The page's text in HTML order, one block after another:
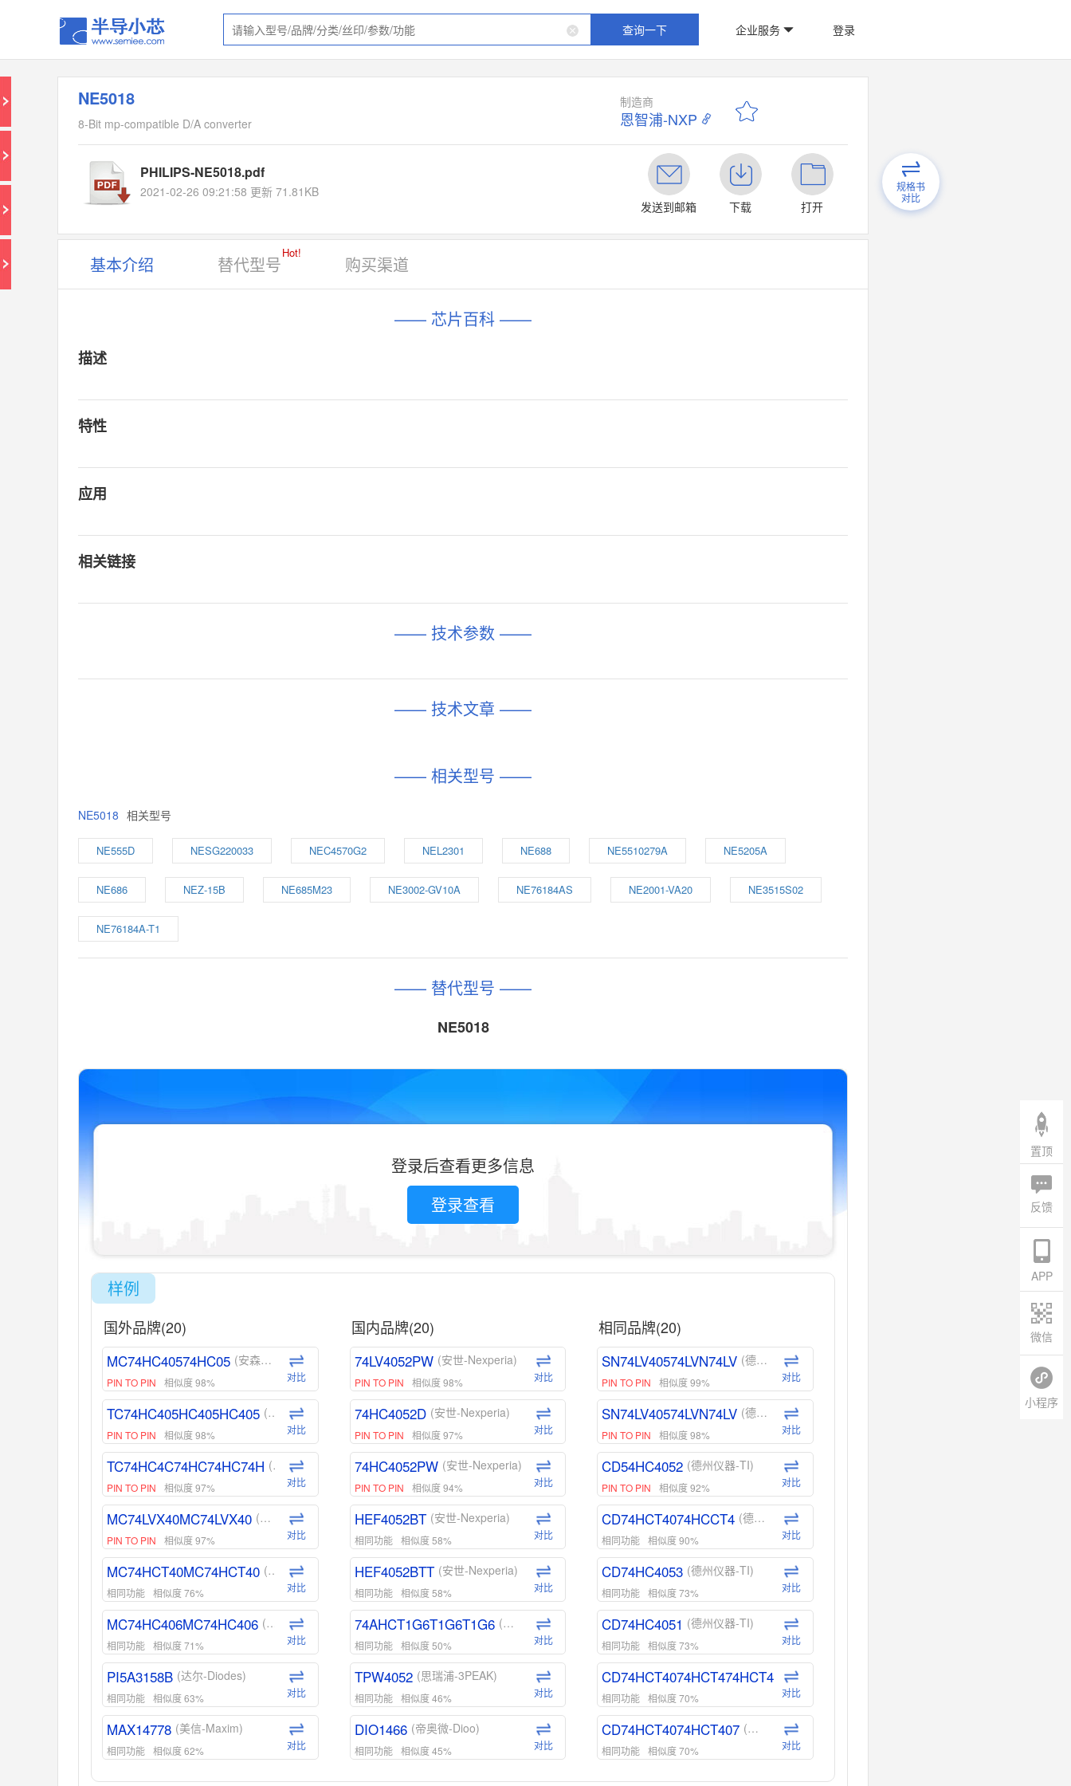
查询一下 企业服务 登录
NE5018
8-Bit mp-compatible D/A converter
制造商
恩智浦-NXP
PHILIPS-NE5018.pdf
2021-02-26 09:21:58 更新 71.81KB
发送到邮箱
下载 打开
规格书
对比
基本介绍 替代型号
Hot!
购买渠道
—— 芯片百科 ——
描述
特性
应用
相关链接
—— 技术参数 ——
—— 技术文章 ——
—— 相关型号 ——
NE5018 相关型号
NE555D NESG220033 NEC4570G2 NEL2301 NE688 NE5510279A NE5205A
NE686 NEZ-15B NE685M23 NE3002-GV10A NE76184AS NE2001-VA20 NE3515S02
NE76184A-T1
—— 替代型号 ——
NE5018
登录后查看更多信息
登录查看
样例
国外品牌(20)
MC74HC40574HC05 (安森美-ON)
PIN TO PIN 相似度 98% 对比
TC74HC405HC405HC405 (东芝-Toshiba)
PIN TO PIN 相似度 98% 对比
TC74HC4C74HC74HC74H (东芝-Toshiba)
PIN TO PIN 相似度 97% 对比
MC74LVX40MC74LVX40 (安森美-ON)
PIN TO PIN 相似度 97% 对比
MC74HCT40MC74HCT40 (安森美-ON)
相同功能 相似度 76% 对比
MC74HC406MC74HC406 (安森美-ON)
相同功能 相似度 71% 对比
PI5A3158B (达尔-Diodes)
相同功能 相似度 63% 对比
MAX14778 (美信-Maxim)
相同功能 相似度 62% 对比
ADG1439 (亚德诺-ADI)
国内品牌(20)
74LV4052PW (安世-Nexperia)
PIN TO PIN 相似度 98% 对比
74HC4052D (安世-Nexperia)
PIN TO PIN 相似度 97% 对比
74HC4052PW (安世-Nexperia)
PIN TO PIN 相似度 94% 对比
HEF4052BT (安世-Nexperia)
相同功能 相似度 58% 对比
HEF4052BTT (安世-Nexperia)
相同功能 相似度 58% 对比
74AHCT1G6T1G6T1G6 (安世-Nexperia)
相同功能 相似度 50% 对比
TPW4052 (思瑞浦-3PEAK)
相同功能 相似度 46% 对比
DIO1466 (帝奥微-Dioo)
相同功能 相似度 45% 对比
DIO1159 (帝奥微-Dioo)
相同品牌(20)
SN74LV40574LVN74LV (德州仪器-TI)
PIN TO PIN 相似度 99% 对比
SN74LV40574LVN74LV (德州仪器-TI)
PIN TO PIN 相似度 98% 对比
CD54HC4052 (德州仪器-TI)
PIN TO PIN 相似度 92% 对比
CD74HCT4074HCCT4 (德州仪器-TI)
相同功能 相似度 90% 对比
CD74HC4053 (德州仪器-TI)
相同功能 相似度 73% 对比
CD74HC4051 (德州仪器-TI)
相同功能 相似度 73% 对比
CD74HCT4074HCT474HCT4 (德州仪器-TI)
相同功能 相似度 70% 对比
CD74HCT4074HCT407 (德州仪器-TI)
相同功能 相似度 70% 对比
CD74HCT4D74HDCT40 (德州仪器-TI)
置顶
反馈
APP
微信
小程序